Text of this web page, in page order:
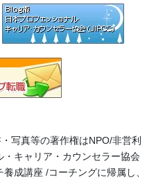
写真等の著作権はNPO/非営利
キャリア・カウンセラー協会
成講座 /コーチングに帰属し、